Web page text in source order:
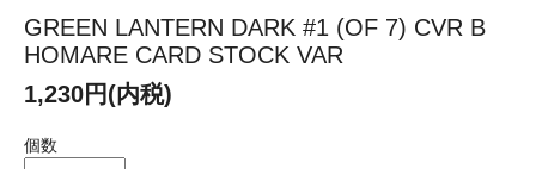
GREEN LANTERN DARK #1 (OF 7) CVR B
HOMARE CARD STOCK VAR
1,230円(内税)
個数